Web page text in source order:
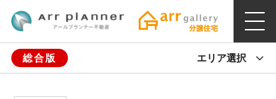
総合版 エリア選択